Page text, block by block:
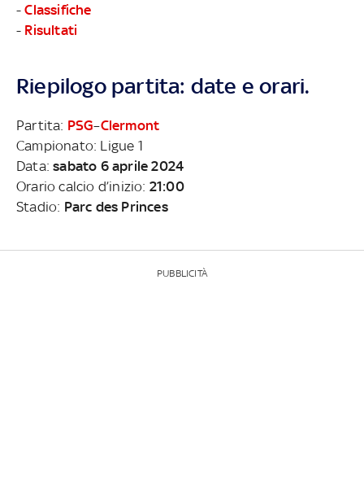
-Classifiche
- Risultati
Riepilogo partita: date e orari.
Partita: PSG–Clermont
Campionato: Ligue 1
Data:sabato 6 aprile 2024
Orario calcio d’inizio: 21:00
Stadio: Parc des Princes
PUBBLICITÀ